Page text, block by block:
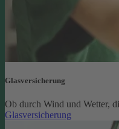
Glasversicherung
Ob durch Wind und Wetter,
Glasversicherung